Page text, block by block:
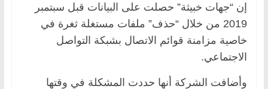
إن “جهات خبيثة” حصلت على البيانات قبل سبتمبر
2019 من خلال “حذف” ملفات مستغلة ثغرة في
خاصية مزامنة قوائم الاتصال بشبكة التواصل
الاجتماعي.
وأضافت الشركة أنها حددت المشكلة في وقتها